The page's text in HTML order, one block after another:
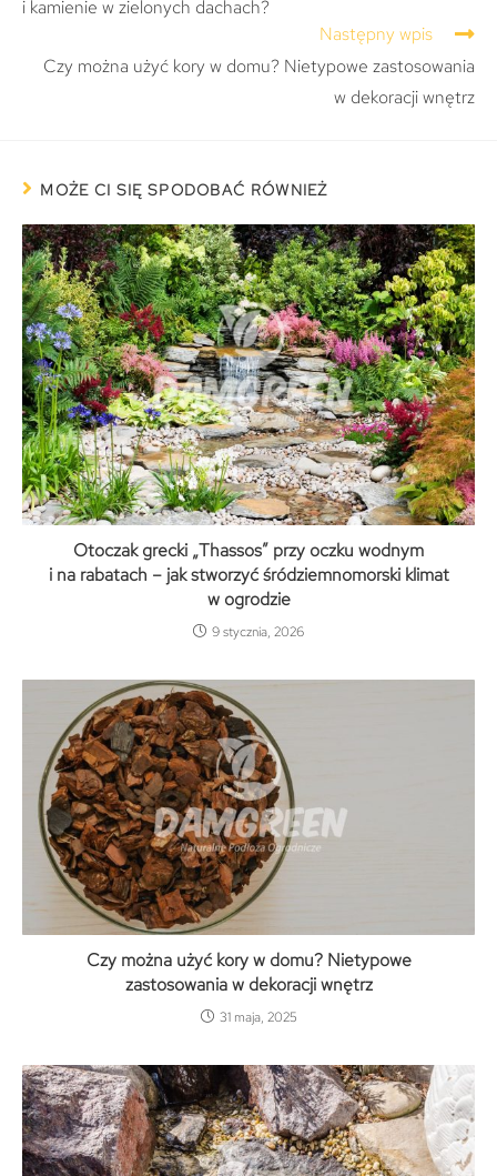
i kamienie w zielonych dachach?
Następny wpis
Czy można użyć kory w domu? Nietypowe zastosowania
w dekoracji wnętrz
MOŻE CI SIĘ SPODOBAĆ RÓWNIEŻ
Otoczak grecki „Thassos” przy oczku wodnym
i na rabatach – jak stworzyć śródziemnomorski klimat
w ogrodzie
9 stycznia, 2026
Czy można użyć kory w domu? Nietypowe
zastosowania w dekoracji wnętrz
31 maja, 2025